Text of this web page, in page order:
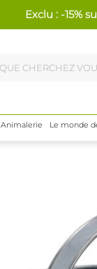
Exclu : -15%
Animalerie Le monde